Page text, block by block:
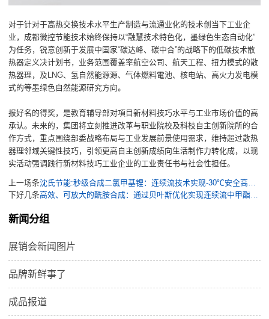
对于针对于高热交换技术水平生产制造与流通业化的技术创当下工业企
业，成都微控节能技术始终保持以“融慧技术特色化，墨绿色生态自动化”
为任务，锐意创新于发展中国家“碳达峰、碳中合”的战略下的低碳技术散
热器定义决计划书，业务范围覆盖率航空公司、航天工程、扭力模式的散
热器理，及LNG、氢自然能源源、气体燃料電池、核电站、高火力发电模
式的等墨绿色自然能源研究方向。
报好名的得奖，是教育辅导部对項目新材料技巧水平与工业市场价值的高
承认。未来的，集团将立刻推进改革与职业院校及科枝自主创新院所的合
作方式，重点围绕部委战略布局与工业发展前景使用需求，维持超过散热
器理邻域关键性技巧，引领更高自主创新成绩向生活制作力转化成，以现
实活动强调践行新材料技巧工业企业的工业责任书与社会性担任。
上一场条
下好几条
新闻分组
展销会新闻图片
品牌新鲜事了
成品报道